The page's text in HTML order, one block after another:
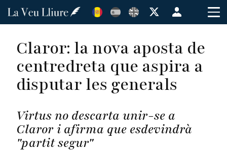
Vés
Menú
de
cuenta
de
usuario
Claror: la nova aposta de
centredreta que aspira a
disputar les generals
Virtus no descarta unir-se a
Claror i afirma que esdevindrà
"partit segur"